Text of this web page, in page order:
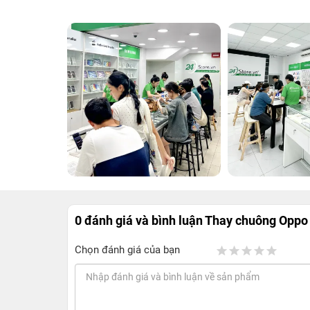
0 đánh giá và bình luậnThay chuông
Chọn đánh giá của bạn